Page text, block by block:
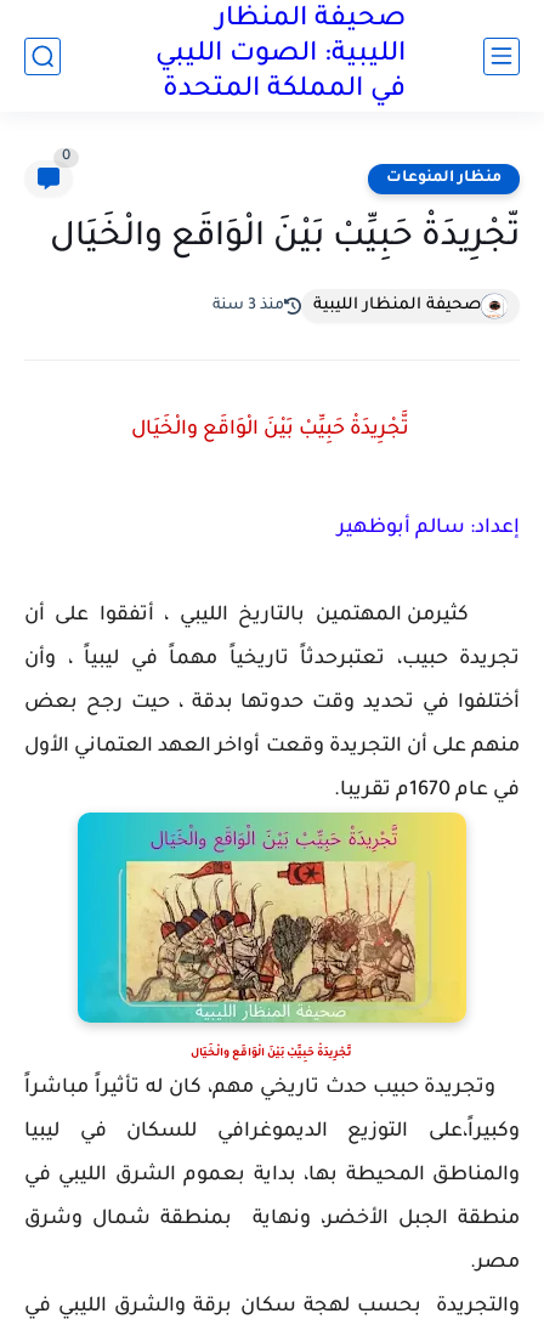
صحيفة المنظار
الليبية: الصوت الليبي
في المملكة المتحدة
منظار المنوعات
0
تَّجْرِيدَةْ حَبِيِّبْ بَيْنَ الْوَاقَع والْخَيَال
صحيفة المنظار الليبية منذ 3 سنة
تَّجْرِيدَةْ حَبِيِّبْ بَيْنَ الْوَاقَع والْخَيَال
إعداد: سالم أبوظهير
كثيرمن المهتمين بالتاريخ الليبي ، أتفقوا على أن
تجريدة حبيب، تعتبرحدثاً تاريخياً مهماً في ليبياً ، وأن
أختلفوا في تحديد وقت حدوتها بدقة ، حيت رجح بعض
منهم على أن التجريدة وقعت أواخر العهد العتماني الأول
في عام 1670م تقريبا.
تَّجْرِيدَةْ حَبِيِّبْ بَيْنَ الْوَاقَع والْخَيَال
وتجريدة حبيب حدث تاريخي مهم، كان له تأثيراً مباشراً
وكبيراً،على التوزيع الديموغرافي للسكان في ليبيا
والمناطق المحيطة بها، بداية بعموم الشرق الليبي في
منطقة الجبل الأخضر، ونهاية بمنطقة شمال وشرق
مصر.
والتجريدة بحسب لهجة سكان برقة والشرق الليبي في